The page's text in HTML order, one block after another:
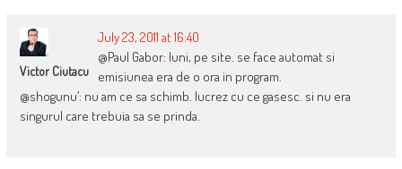
Victor Ciutacu
July 23, 2011 at 16:40
@Paul Gabor: luni, pe site. se face automat si
emisiunea era de o ora in program.
@shogunu’: nu am ce sa schimb. lucrez cu ce gasesc. si nu era
singurul care trebuia sa se prinda.